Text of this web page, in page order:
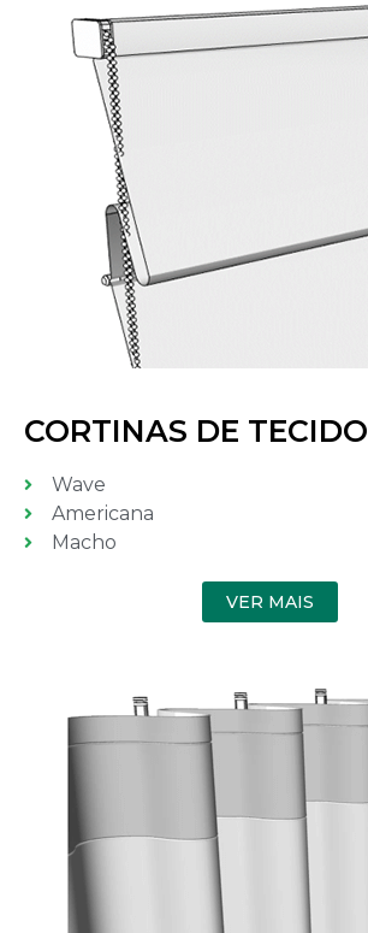
CORTINAS DE TECIDO
Wave
Americana
Macho
VER MAIS